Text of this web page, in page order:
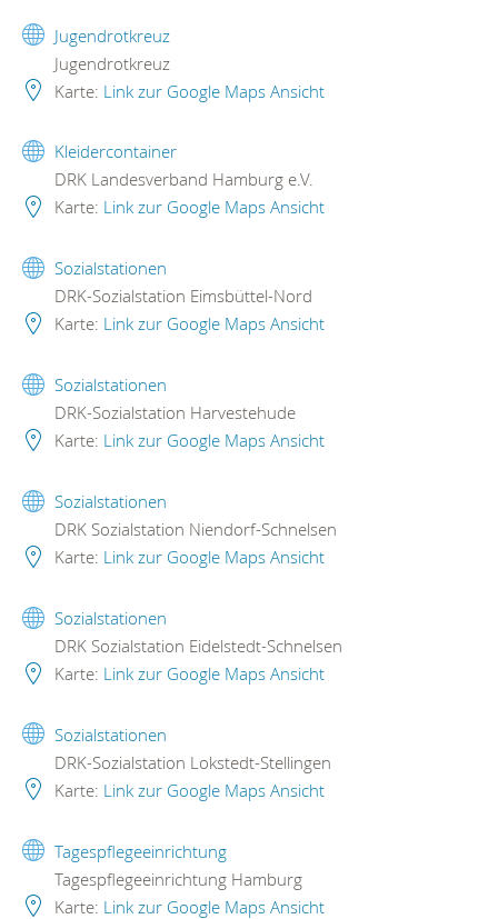
Jugendrotkreuz
Jugendrotkreuz
Karte: Link zur Google Maps Ansicht
Kleidercontainer
DRK Landesverband Hamburg e.V.
Karte: Link zur Google Maps Ansicht
Sozialstationen
DRK-Sozialstation Eimsbüttel-Nord
Karte: Link zur Google Maps Ansicht
Sozialstationen
DRK-Sozialstation Harvestehude
Karte: Link zur Google Maps Ansicht
Sozialstationen
DRK Sozialstation Niendorf-Schnelsen
Karte: Link zur Google Maps Ansicht
Sozialstationen
DRK Sozialstation Eidelstedt-Schnelsen
Karte: Link zur Google Maps Ansicht
Sozialstationen
DRK-Sozialstation Lokstedt-Stellingen
Karte: Link zur Google Maps Ansicht
Tagespflegeeinrichtung
Tagespflegeeinrichtung Hamburg
Karte: Link zur Google Maps Ansicht